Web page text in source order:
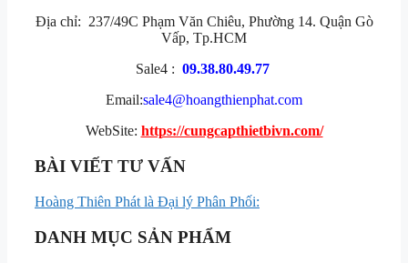
Địa chỉ: 237/49C Phạm Văn Chiêu, Phường 14. Quận Gò
Vấp, Tp.HCM
Sale4 : 09.38.80.49.77
Email:sale4@hoangthienphat.com
WebSite: https://cungcapthietbivn.com/
BÀI VIẾT TƯ VẤN
Hoàng Thiên Phát là Đại lý Phân Phối:
DANH MỤC SẢN PHẨM